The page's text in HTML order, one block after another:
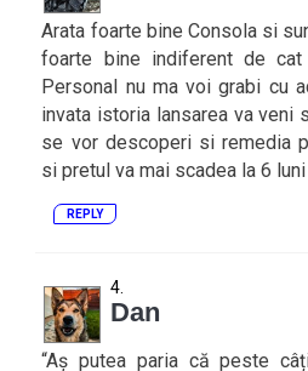
Arata foarte bine Consola si
foarte bine indiferent de
Personal nu ma voi grabi cu
invata istoria lansarea va veni
se vor descoperi si remedia
si pretul va mai scadea la 6
REPLY
Dan
“Aș putea paria că peste